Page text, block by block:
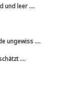
und leer ....
ungewiss ....
....